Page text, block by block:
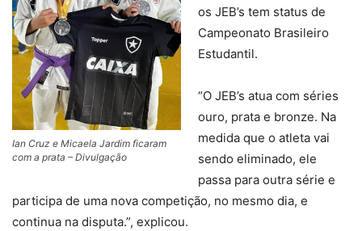
Ian Cruz e Micaela Jardim ficaram
com a prata – Divulgação
os JEB’s tem status de
Campeonato Brasileiro
Estudantil.
“O JEB’s atua com séries
ouro, prata e bronze. Na
medida que o atleta vai
sendo eliminado, ele
passa para outra série e
participa de uma nova competição, no mesmo dia, e
continua na disputa.”, explicou.